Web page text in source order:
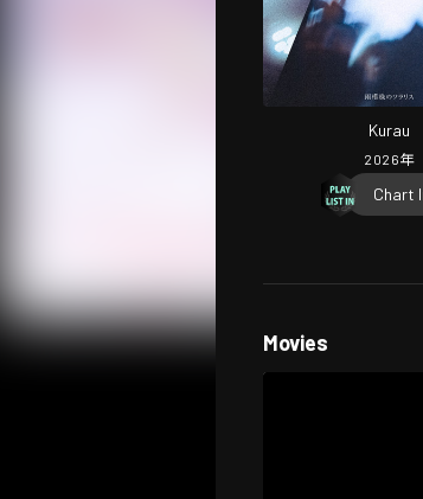
Kurau
2026年
Chart
Movies